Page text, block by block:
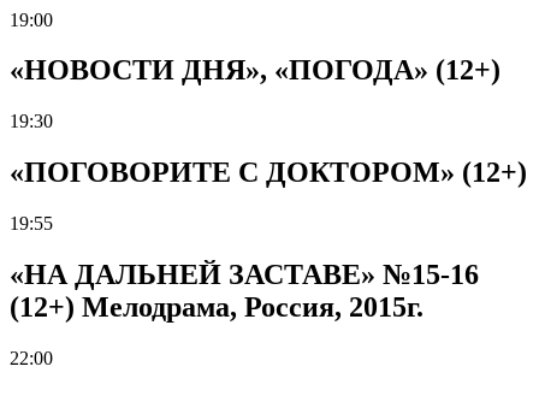
19:00
«НОВОСТИ ДНЯ», «ПОГОДА» (12+)
19:30
«ПОГОВОРИТЕ С ДОКТОРОМ» (12+)
19:55
«НА ДАЛЬНЕЙ ЗАСТАВЕ» №15-16
(12+) Мелодрама, Россия, 2015г.
22:00